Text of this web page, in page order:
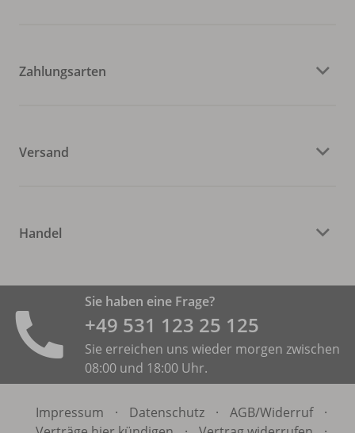
Zahlungsarten
Versand
Handel
Sie haben eine Frage?
+49 531 ­123 25 125
Sie erreichen uns wieder morgen zwischen
08:00 und 18:00 Uhr.
Impressum · Datenschutz · AGB/Widerruf
·